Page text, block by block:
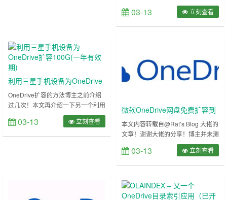
本文主要介绍一个服务平台能支持国
外主流云存储服务文件数据的迁移复
制，并且是免费的！！传输速度还是
号，A1子号，A1P子号，世纪互联
子号，可是都是空的，也不敢存太多
03-13 立刻查看
利用三星手机设备为OneDrive
扩容100G(一年有效期)
OneDrive扩容的方法博主之前介绍
过几次！本文再介绍一下另一个利用
三星设备为OneDrive的方法！其实
这个活动很早之前就有了。 有大佬
想利用安卓模拟器模拟三星手机试一
03-13 立刻查看
微软OneDrive网盘免费扩容到
25T存储空间
本文内容转载自@Rat’s Blog 大佬的
文章！谢谢大佬的分享！博主并未测
试！ 对于有大量存储需求的网友可
能是一个福利了，微软官方也有一个
介绍：OneDrive for Business服务
审核，所以大家申请的时候注意存储
的内容要和谐！~ 说明：之前老有人
03-13 立刻查看